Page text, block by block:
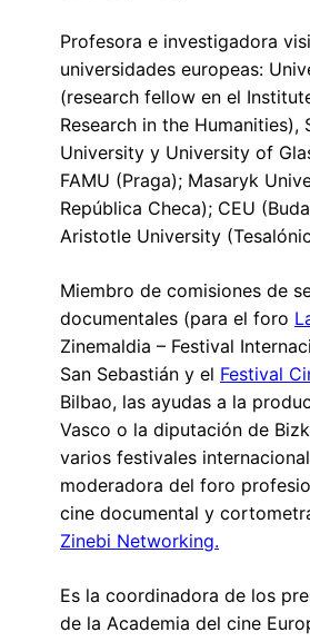
Profesora e investigadora
universidades europeas:
(research fellow en el
Research in the Humanities),
University y University of
FAMU (Praga); Masaryk
República Checa); CEU
Aristotle University
Miembro de comisiones de
documentales (para el foro
Zinemaldia – Festival
San Sebastián y el Festival
Bilbao, las ayudas a la
Vasco o la diputación de
varios festivales
moderadora del foro
cine documental y
Zinebi Networking.
Es la coordinadora de los
de la Academia del cine